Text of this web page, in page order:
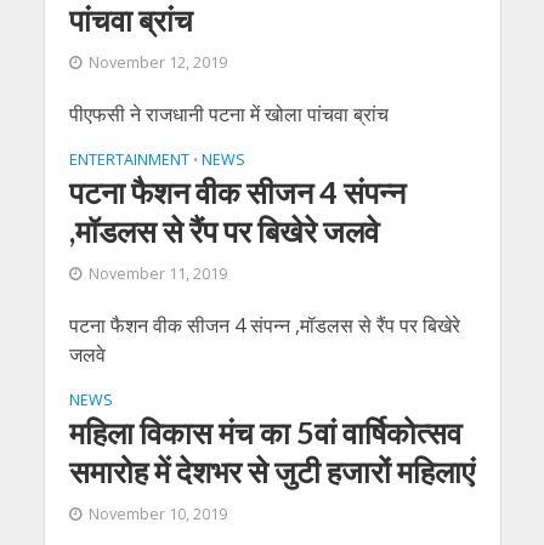
पांचवा ब्रांच
November 12, 2019
पीएफसी ने राजधानी पटना में खोला पांचवा ब्रांच
ENTERTAINMENT • NEWS
पटना फैशन वीक सीजन 4 संपन्न
,मॉडलस से रैंप पर बिखेरे जलवे
November 11, 2019
पटना फैशन वीक सीजन 4 संपन्न ,मॉडलस से रैंप पर बिखेरे
जलवे
NEWS
महिला विकास मंच का 5वां वार्षिकोत्‍सव
समारोह में देशभर से जुटी हजारों महिलाएं
November 10, 2019